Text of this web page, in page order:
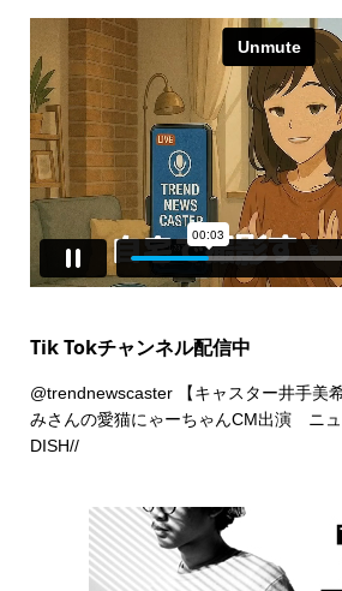
Tik Tokチャンネル配信中
@trendnewscaster【キャスター井手美
みさんの愛猫にゃーちゃんCM出演 ニ
DISH//